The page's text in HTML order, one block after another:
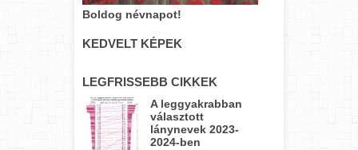
Boldog névnapot!
KEDVELT KÉPEK
LEGFRISSEBB CIKKEK
A leggyakrabban
választott
lánynevek 2023-
2024-ben